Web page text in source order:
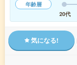
年齢層
20代
気になる!